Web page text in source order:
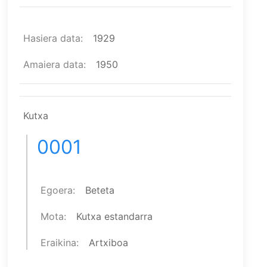
Hasiera data 1929
Amaiera data 1950
Kutxa
0001
Egoera Beteta
Mota Kutxa estandarra
Eraikina Artxiboa